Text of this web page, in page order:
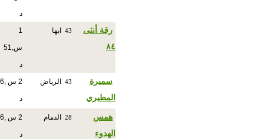
د
رقة أنثى
٨٤
43 ابها 1
س,51
د
سميرة
المطيري
43 الرياض 2 س ,6
د
همس
الهدوء
28 الدمام 2 س ,6
د